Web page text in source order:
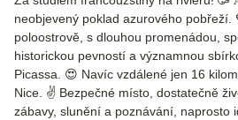
neobjevený poklad azurového pobřeží.
poloostrově, s dlouhou promenádou,
historickou pevností a významnou
Picassa. 😍 Navíc vzdálené jen 16
Nice. ✌️ Bezpečné místo, dostatečně
zábavy, slunění a poznávání, naprosto